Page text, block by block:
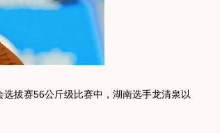
拔赛56公斤级比赛中，湖南选手龙清泉以